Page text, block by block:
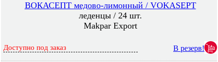
ВОКАСЕПТ медово-лимонный / VOKASEPT
леденцы / 24 шт.
Makpar Export
Доступно под заказ В резерв!